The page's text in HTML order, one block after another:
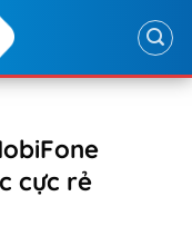
cực rẻ